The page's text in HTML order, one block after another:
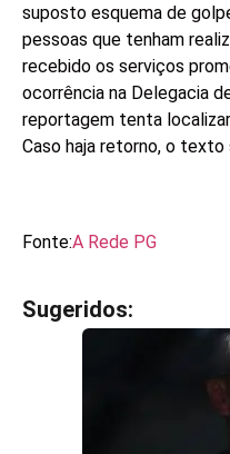
suposto esquema de
pessoas que tenham
recebido os serviços
ocorrência na Delegacia
reportagem tenta
Caso haja retorno, o texto
Fonte:A Rede PG
Sugeridos: